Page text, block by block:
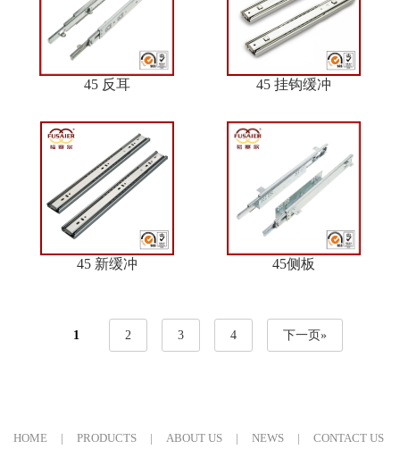
45 反耳 45 挂钩缓冲
45 新缓冲 45侧板
1 2 3 4 下一页»
HOME | PRODUCTS | ABOUT US | NEWS | CONTACT US